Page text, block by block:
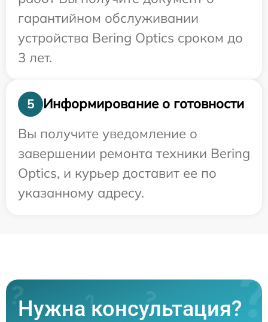
гарантийном обслуживании
устройства Bering Optics сроком до
3 лет.
5
Информирование о готовности
Вы получите уведомление о
завершении ремонта техники Bering
Optics, и курьер доставит ее по
указанному адресу.
Нужна консультация?